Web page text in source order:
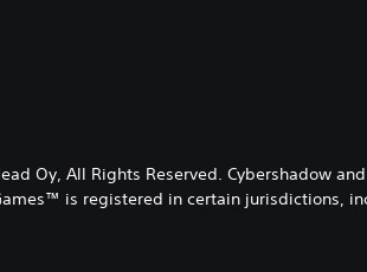
Oy, All Rights Reserved. Cybershadow
is registered in certain jurisdictions,